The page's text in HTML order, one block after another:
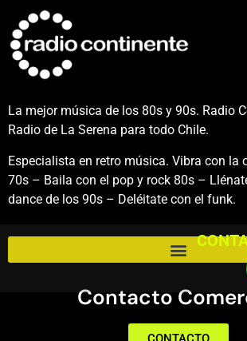
La mejor música de los 80s y 90s. Radio
Radio de La Serena para todo Chile.
Especialista en retro música. Vibra con la
70s – Baila con el pop y rock 80s –
dance de los 90s – Deléitate con el funk.
Contacto